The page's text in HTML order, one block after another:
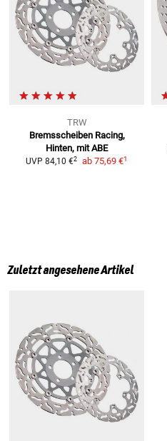
TRW
Bremsscheiben Racing,
Hinten, mit ABE
UVP 84,10 €2 ab 75,69 €1
Zuletzt angesehene Artikel